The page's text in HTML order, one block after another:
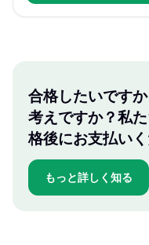
合格したいですか
考えですか？私
格後にお支払いく
もっと詳しく知る